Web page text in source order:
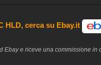
HLD, cerca su Ebay.it
e riceve una commissione in